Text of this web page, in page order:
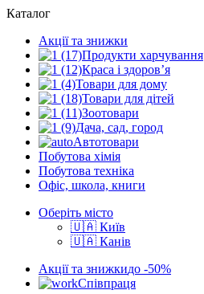
Каталог
Акції та знижки
Продукти харчування
Краса і здоров’я
Товари для дому
Товари для дітей
Зоотовари
Дача, сад, город
Автотовари
Побутова хімія
Побутова техніка
Офіс, школа, книги
Оберіть місто
🇺🇦 Київ
🇺🇦 Канів
Акції та знижкидо -50%
Співпраця